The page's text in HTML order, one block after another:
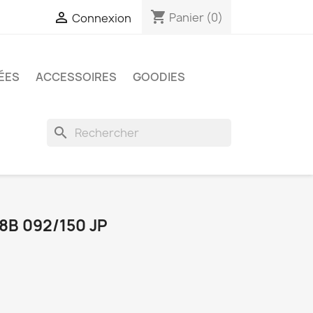
 Connexion shopping_cart Panier (0)
ACCESSOIRES GOODIES
search
092/150 JP